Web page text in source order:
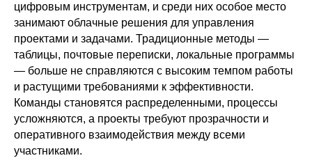
цифровым инструментам, и среди них особое место
занимают облачные решения для управления
проектами и задачами. Традиционные методы —
таблицы, почтовые переписки, локальные программы
— больше не справляются с высоким темпом работы
и растущими требованиями к эффективности.
Команды становятся распределенными, процессы
усложняются, а проекты требуют прозрачности и
оперативного взаимодействия между всеми
участниками.